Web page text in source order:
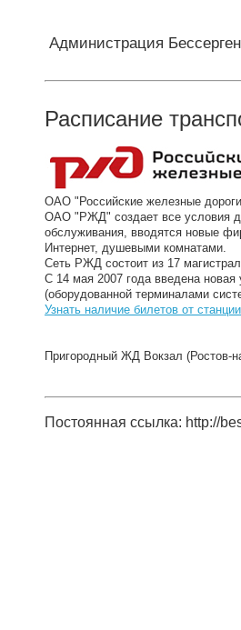
Администрация
Расписание
ОАО "Российские железные
ОАО "РЖД" создает все условия
обслуживания, вводятся новые
Интернет, душевыми комнатами.
Сеть РЖД состоит из 17
С 14 мая 2007 года введена
(оборудованной терминалами
Узнать наличие билетов от
Пригородный ЖД Вокзал (Ростов-
Постоянная ссылка: http://